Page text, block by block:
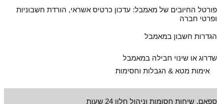
פורטל החיובים של מאמבל: עדכון כרטיס אשראי, הורדת חשבוניות
ופרטי חברה
הגדרות חשבון במאמבל
שדרוג או שינוי חבילה במאמבל
אימות מטא & הגבלות וחסימות
ספאם, שיחות חסומות וניהול חלון 24 שעות